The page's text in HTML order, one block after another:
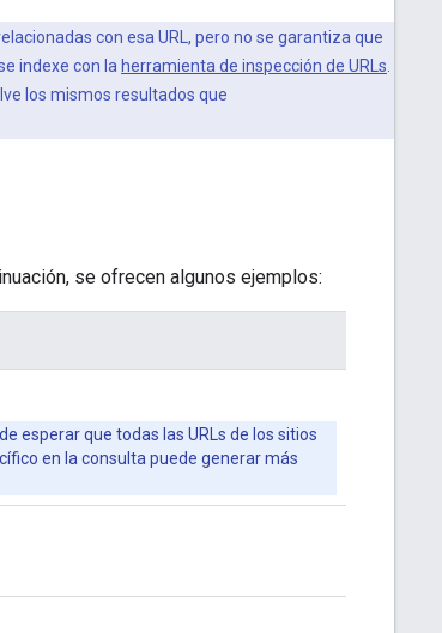
con esa URL, pero no se garantiza que
indexe con la herramienta de inspección de URLs
los mismos resultados que
se ofrecen algunos ejemplos:
esperar que todas las URLs de los sitios
en la consulta puede generar más